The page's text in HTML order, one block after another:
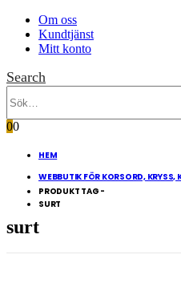
Om oss
Kundtjänst
Mitt konto
Search
00
HEM
WEBBUTIK FÖR KORSORD, KRYSS,
PRODUKT TAG -
SURT
surt